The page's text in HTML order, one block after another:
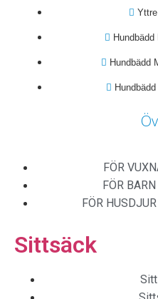
Hundbädd
FÖR
FÖR BARN
FÖR HUSDJUR
Sittsäck